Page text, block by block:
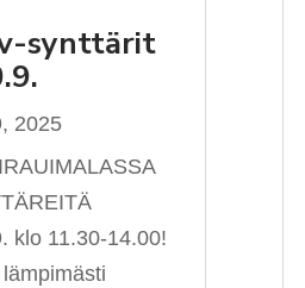
synttärit
2025
klo 11.30-14.00!